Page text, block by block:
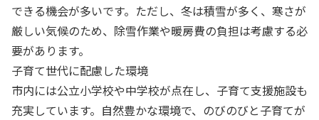
できる機会が多いです。ただし、冬は積雪が多く、寒さが
厳しい気候のため、除雪作業や暖房費の負担は考慮する必
要があります。
子育て世代に配慮した環境
市内には公立小学校や中学校が点在し、子育て支援施設も
充実しています。自然豊かな環境で、のびのびと子育てが